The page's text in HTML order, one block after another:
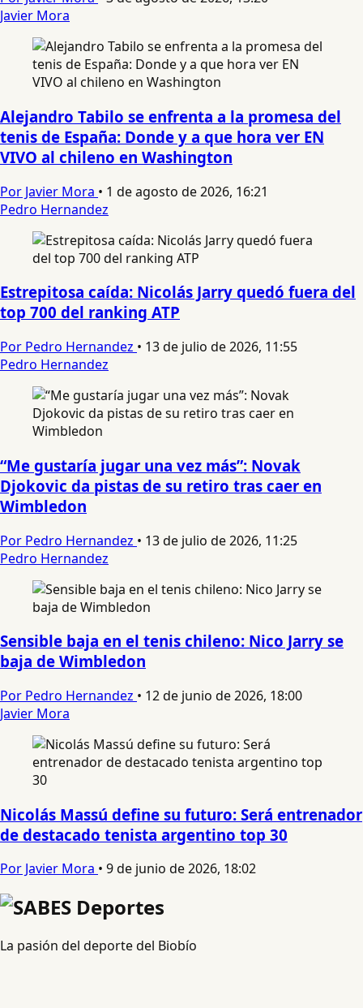
Javier Mora
Alejandro Tabilo se enfrenta a la promesa del
tenis de España: Donde y a que hora ver EN
VIVO al chileno en Washington
Por Javier Mora • 1 de agosto de 2026, 16:21
Pedro Hernandez
Estrepitosa caída: Nicolás Jarry quedó fuera del
top 700 del ranking ATP
Por Pedro Hernandez • 13 de julio de 2026, 11:55
Pedro Hernandez
“Me gustaría jugar una vez más”: Novak
Djokovic da pistas de su retiro tras caer en
Wimbledon
Por Pedro Hernandez • 13 de julio de 2026, 11:25
Pedro Hernandez
Sensible baja en el tenis chileno: Nico Jarry se
baja de Wimbledon
Por Pedro Hernandez • 12 de junio de 2026, 18:00
Javier Mora
Nicolás Massú define su futuro: Será entrenador
de destacado tenista argentino top 30
Por Javier Mora • 9 de junio de 2026, 18:02
La pasión del deporte del Biobío